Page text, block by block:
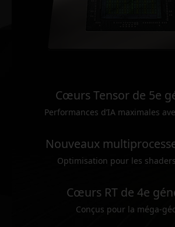
Cœurs Tensor de 5e
Performances d’IA maximales
Nouveaux
Optimisation pour les
Cœurs RT de 4e
Conçus pour la méga-